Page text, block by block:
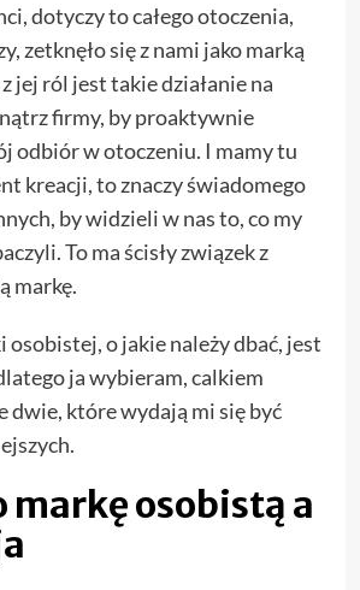
dotyczy to całego otoczenia,
zetknęło się z nami jako marką
jej ról jest takie działanie na
firmy, by proaktywnie
odbiór w otoczeniu. I mamy tu
kreacji, to znaczy świadomego
by widzieli w nas to, co my
To ma ścisły związek z
markę.
o jakie należy dbać, jest
ja wybieram, calkiem
dwie, które wydają mi się być
markę osobistą a